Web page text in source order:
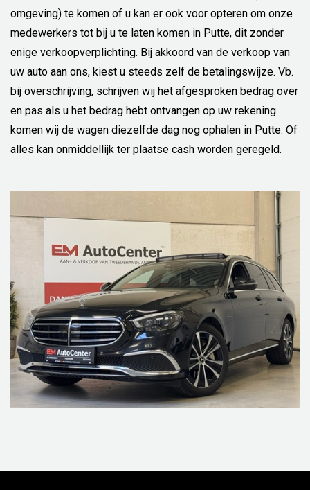
omgeving) te komen of u kan er ook voor opteren om onze
medewerkers tot bij u te laten komen in Putte, dit zonder
enige verkoopverplichting. Bij akkoord van de verkoop van
uw auto aan ons, kiest u steeds zelf de betalingswijze. Vb.
bij overschrijving, schrijven wij het afgesproken bedrag over
en pas als u het bedrag hebt ontvangen op uw rekening
komen wij de wagen diezelfde dag nog ophalen in Putte. Of
alles kan onmiddellijk ter plaatse cash worden geregeld.